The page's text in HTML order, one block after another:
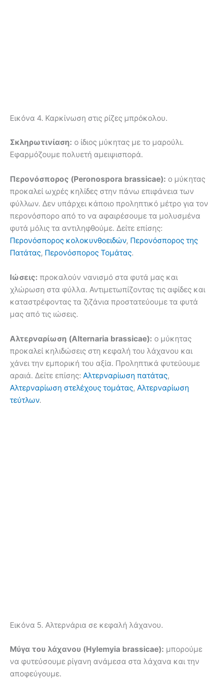
Εικόνα 4. Καρκίνωση στις ρίζες μπρόκολου.
Σκληρωτινίαση: ο ίδιος μύκητας με το μαρούλι.
Εφαρμόζουμε πολυετή αμειψισπορά.
Περονόσπορος (Peronospora brassicae): ο μύκητας
προκαλεί ωχρές κηλίδες στην πάνω επιφάνεια των
φύλλων. Δεν υπάρχει κάποιο προληπτικό μέτρο για τον
περονόσπορο από το να αφαιρέσουμε τα μολυσμένα
φυτά μόλις τα αντιληφθούμε. Δείτε επίσης:
Περονόσπορος κολοκυνθοειδών, Περονόσπορος της
Πατάτας, Περονόσπορος Τομάτας.
Ιώσεις: προκαλούν νανισμό στα φυτά μας και
χλώρωση στα φύλλα. Αντιμετωπίζοντας τις αφίδες και
καταστρέφοντας τα ζιζάνια προστατεύουμε τα φυτά
μας από τις ιώσεις.
Αλτερναρίωση (Alternaria brassicae): ο μύκητας
προκαλεί κηλιδώσεις στη κεφαλή του λάχανου και
χάνει την εμπορική του αξία. Προληπτικά φυτεύουμε
αραιά. Δείτε επίσης: Αλτερναρίωση πατάτας,
Αλτερναρίωση στελέχους τομάτας, Αλτερναρίωση
τεύτλων.
Εικόνα 5. Αλτερνάρια σε κεφαλή λάχανου.
Μύγα του λάχανου (Hylemyia brassicae): μπορούμε
να φυτεύσουμε ρίγανη ανάμεσα στα λάχανα και την
αποφεύγουμε.